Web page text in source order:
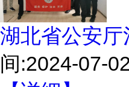
湖北省公安
间:2024-07-